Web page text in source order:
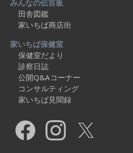
みんなの伝言板
田舎図鑑
家いちば商店街
家いちば保健室
保健室だより
診察日誌
公開Q&Aコーナー
コンサルティング
家いちば見聞録